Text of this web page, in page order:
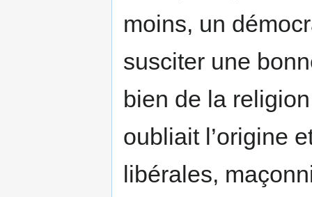
moins, un
susciter une
bien de la
oubliait l’origine
libérales,